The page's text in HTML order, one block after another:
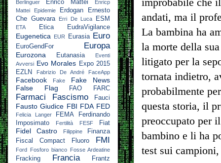
andati, ma il
La bambina ha
la morte della
litigato per la
tornata indietro,
probabilmente
questa storia, il
preoccupato per
bambino e li ha
test sui
Berlinguer
Enrico Mattei
Enricp
Mattei
Epidemie Erdogan
Ernesto
Che Guevara
Erri De Luca ESM
ETA Etica EudraVigilance
Eugenetica EUR Eurasia Euro
EuroGendFor Europa
Eurozona Eutanasia
Eventi
Avversi Evo Morales Expo 2015
EZLN
Fabrizio De André FaceApp
Facebook Fake
Fake News
False Flag
FAO FARC
Farmaci Fascismo Fauci
Fausto Giudice FBI FDA FED
Felicia Langer FEMA
Ferdinando
Imposimato
Fertilità FESF Fiat
Fidel Castro Filippine
Finanza
Fiscal Compact
Fluoro FMI
Ford Fosforo bianco Fosse Ardeatine
Fracking Francia
Frantz